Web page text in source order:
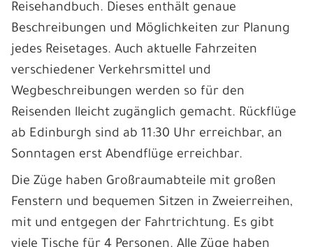
Reisehandbuch. Dieses enthält genaue
Beschreibungen und Möglichkeiten zur Planung
jedes Reisetages. Auch aktuelle Fahrzeiten
verschiedener Verkehrsmittel und
Wegbeschreibungen werden so für den
Reisenden lleicht zugänglich gemacht. Rückflüge
ab Edinburgh sind ab 11:30 Uhr erreichbar, an
Sonntagen erst Abendflüge erreichbar.
Die Züge haben Großraumabteile mit großen
Fenstern und bequemen Sitzen in Zweierreihen,
mit und entgegen der Fahrtrichtung. Es gibt